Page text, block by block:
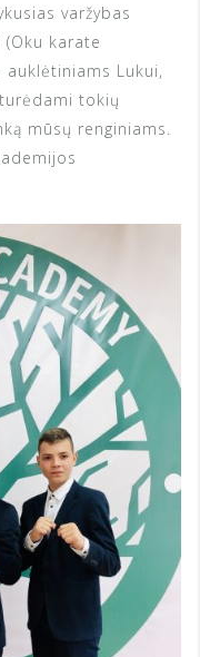
varžybas
karate
Lukui,
tokių
mūsų renginiams.